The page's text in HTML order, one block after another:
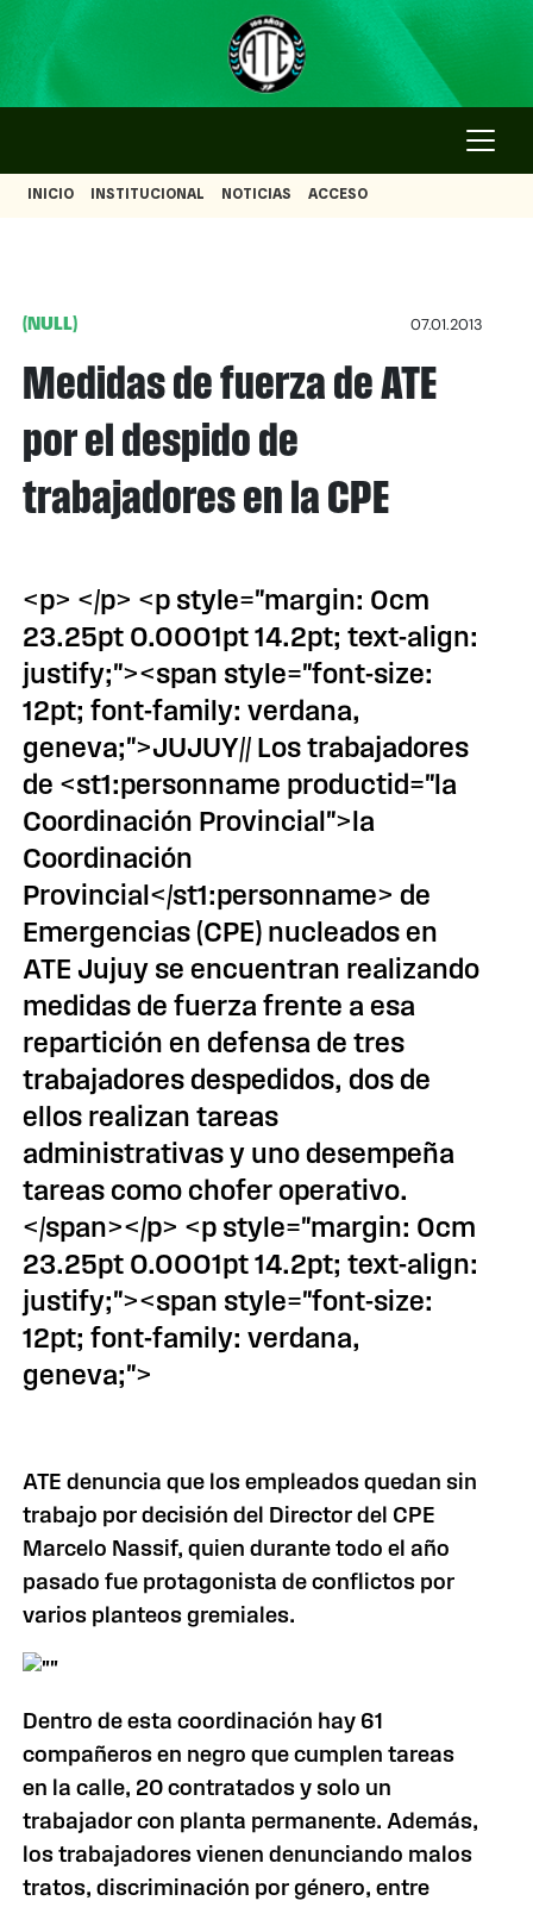
INICIO INSTITUCIONAL NOTICIAS ACCESO
(NULL) 07.01.2013
Medidas de fuerza de ATE
por el despido de
trabajadores en la CPE
<p> </p> <p style="margin: 0cm
23.25pt 0.0001pt 14.2pt; text-align:
justify;"><span style="font-size:
12pt; font-family: verdana,
geneva;">JUJUY// Los trabajadores
de <st1:personname productid="la
Coordinación Provincial">la
Coordinación
Provincial</st1:personname> de
Emergencias (CPE) nucleados en
ATE Jujuy se encuentran realizando
medidas de fuerza frente a esa
repartición en defensa de tres
trabajadores despedidos, dos de
ellos realizan tareas
administrativas y uno desempeña
tareas como chofer operativo.
</span></p> <p style="margin: 0cm
23.25pt 0.0001pt 14.2pt; text-align:
justify;"><span style="font-size:
12pt; font-family: verdana,
geneva;">
ATE denuncia que los empleados quedan sin
trabajo por decisión del Director del CPE
Marcelo Nassif, quien durante todo el año
pasado fue protagonista de conflictos por
varios planteos gremiales.
Dentro de esta coordinación hay 61
compañeros en negro que cumplen tareas
en la calle, 20 contratados y solo un
trabajador con planta permanente. Además,
los trabajadores vienen denunciando malos
tratos, discriminación por género, entre